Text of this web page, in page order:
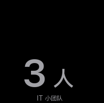
3 人
IT 小团队